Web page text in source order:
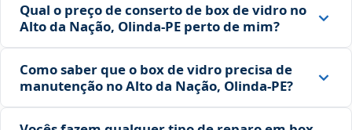
Qual o preço de conserto de box de vidro no
Alto da Nação, Olinda‑PE perto de mim?
Como saber que o box de vidro precisa de
manutenção no Alto da Nação, Olinda‑PE?